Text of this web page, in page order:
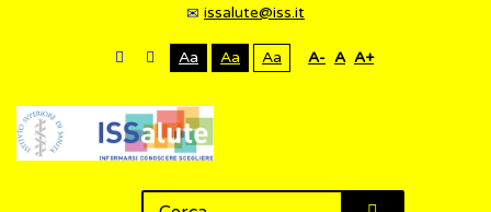
issalute@iss.it
Aa Aa Aa A- A A+